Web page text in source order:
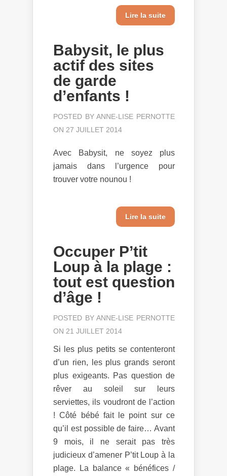
Lire la suite
Babysit, le plus
actif des sites
de garde
d’enfants !
POSTED BYANNE-LISE PERNOTTE
ON 27 JUILLET 2014
Avec Babysit, ne soyez plus
jamais dans l’urgence pour
trouver votre nounou !
Lire la suite
Occuper P’tit
Loup à la plage :
tout est question
d’âge !
POSTED BYANNE-LISE PERNOTTE
ON 21 JUILLET 2014
Si les plus petits se contenteront
d’un rien, les plus grands seront
plus exigeants. Pas question de
rêver au soleil sur leurs
serviettes, ils voudront de l’action
! Côté bébé fait le point sur ce
qu’il est possible de faire… Avant
9 mois, il ne serait pas très
judicieux d’amener P’tit Loup à la
plage. La balance « bénéfices /